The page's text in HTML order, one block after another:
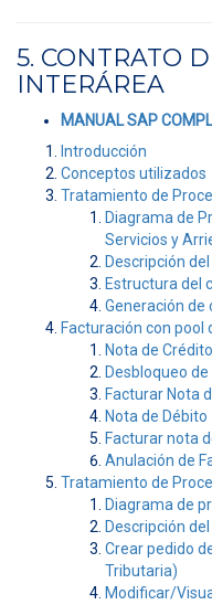
5. CONTRATO
INTERÁREA
MANUAL SAP
Introducción
Conceptos utilizados
Tratamiento de
Diagrama de
Servicios y
Descripción
Estructura del
Generación de
Facturación con pool
Nota de Crédito
Desbloqueo
Facturar Nota
Nota de Débito
Facturar nota
Anulación de
Tratamiento de
Diagrama de
Descripción
Crear pedido
Tributaria)
Modificar/